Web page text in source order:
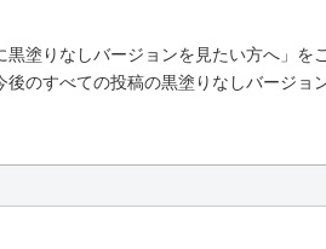
塗りなしバージョンを見たい方へ」を
のすべての投稿の黒塗りなしバージョ